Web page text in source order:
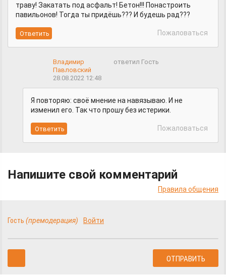
траву! Закатать под асфальт! Бетон!!! Понастроить
павильонов! Тогда ты придёшь??? И будешь рад???
Пожаловаться
Владимир
Павловский
ответил Гость
28.08.2022 12:48
Я повторяю: своё мнение на навязываю. И не
изменил его. Так что прошу без истерики.
Пожаловаться
Напишите свой комментарий
Правила общения
Гость (премодерация) Войти